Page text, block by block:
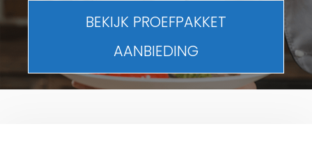
BEKIJK PROEFPAKKET
AANBIEDING